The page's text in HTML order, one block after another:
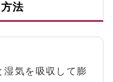
法
湿気を吸収して膨